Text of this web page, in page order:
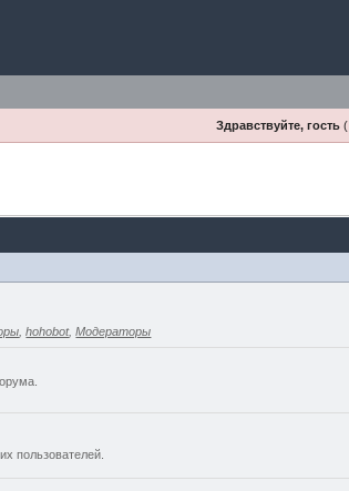
Здравствуйте, гость(
,hohobot,Модераторы
пользователей.